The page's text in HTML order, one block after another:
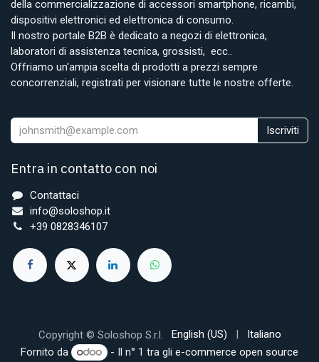
della commercializzazione di accessori smartphone, ricambi,
dispositivi elettronici ed elettronica di consumo.
Il nostro portale B2B è dedicato a negozi di elettronica,
laboratori di assistenza tecnica, grossisti, ecc..
Offriamo un'ampia scelta di prodotti a prezzi sempre
concorrenziali, registrati per visionare tutte le nostre offerte.
Iscriviti
Entra in contatto con noi
Contattaci
info@soloshop.it
+39 0828346107
Copyright © Soloshop S.r.l. English (US) |
Italiano
Fornito da
- Il n° 1 tra glie-commerce open source